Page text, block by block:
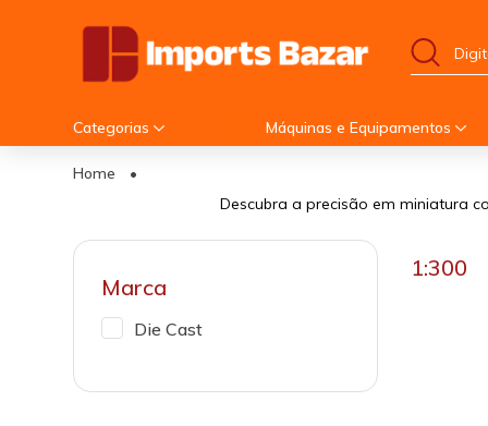
Categorias Máquinas e Equipamentos
Home
•
Descubra a precisão em miniatura
Marca
Die Cast
1:300